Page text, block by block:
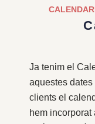
Ja tenim el
aquestes
clients el
hem